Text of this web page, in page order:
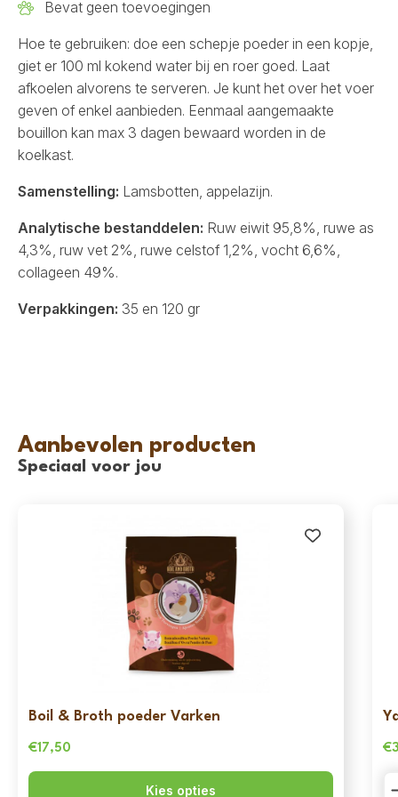
Bevat geen toevoegingen
Hoe te gebruiken: doe een schepje poeder in een kopje,
giet er 100 ml kokend water bij en roer goed. Laat
afkoelen alvorens te serveren. Je kunt het over het voer
geven of enkel aanbieden. Eenmaal aangemaakte
bouillon kan max 3 dagen bewaard worden in de
koelkast.
Samenstelling: Lamsbotten, appelazijn.
Analytische bestanddelen: Ruw eiwit 95,8%, ruwe as
4,3%, ruw vet 2%, ruwe celstof 1,2%, vocht 6,6%,
collageen 49%.
Verpakkingen: 35 en 120 gr
Aanbevolen producten
Speciaal voor jou
Boil & Broth poeder Varken
€17,50
Kies opties
€